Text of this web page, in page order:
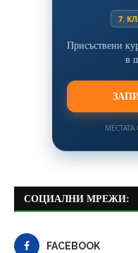
7.
Присъствени
в
СОЦИАЛНИ МРЕЖИ:
FACEBOOK